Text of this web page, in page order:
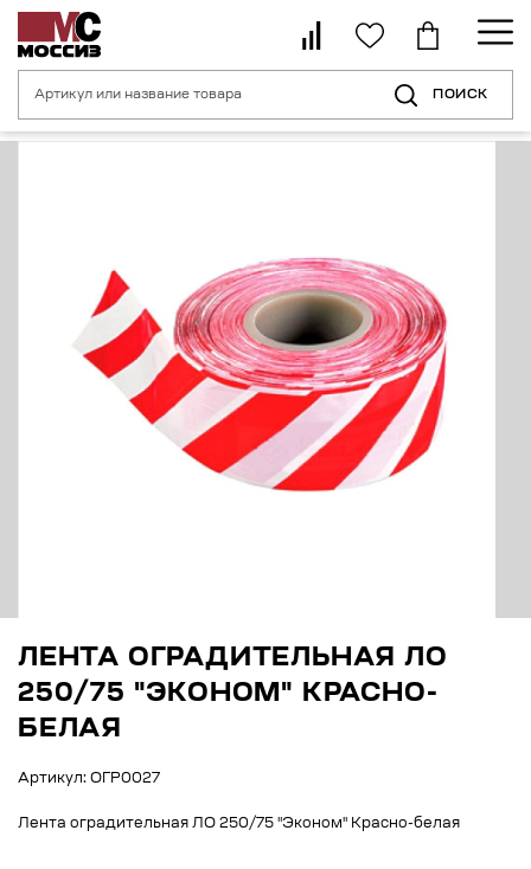
ПОИСК
Главная страница Средства индивидуальной безопасности
ЛЕНТА ОГРАДИТЕЛЬНАЯ ЛО
250/75 "ЭКОНОМ" КРАСНО-
БЕЛАЯ
Артикул: ОГР0027
Лента оградительная ЛО 250/75 "Эконом" Красно-белая